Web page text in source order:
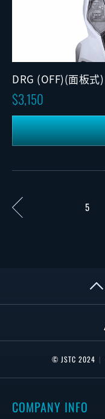
DRG (OFF)(面板式)
3,150
5
© JSTC 2024 |
COMPANY INFO